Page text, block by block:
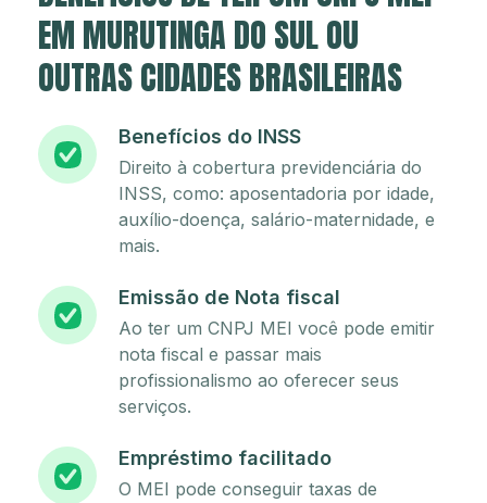
EM MURUTINGA DO SUL OU
OUTRAS CIDADES BRASILEIRAS
Benefícios do INSS
Direito à cobertura previdenciária do
INSS, como: aposentadoria por idade,
auxílio-doença, salário-maternidade, e
mais.
Emissão de Nota fiscal
Ao ter um CNPJ MEI você pode emitir
nota fiscal e passar mais
profissionalismo ao oferecer seus
serviços.
Empréstimo facilitado
O MEI pode conseguir taxas de